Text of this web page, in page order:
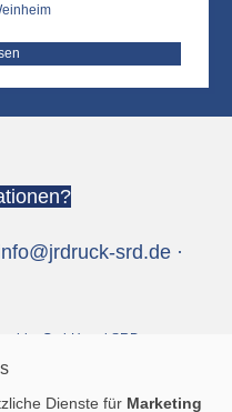
srd.de ·
GmbH und SRD
Dienste für Marketing